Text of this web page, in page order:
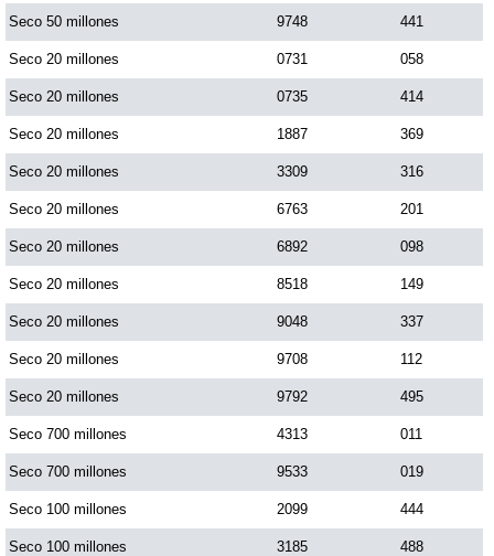
Seco 50 millones 9748 441
Seco 20 millones 0731 058
Seco 20 millones 0735 414
Seco 20 millones 1887 369
Seco 20 millones 3309 316
Seco 20 millones 6763 201
Seco 20 millones 6892 098
Seco 20 millones 8518 149
Seco 20 millones 9048 337
Seco 20 millones 9708 112
Seco 20 millones 9792 495
Seco 700 millones 4313 011
Seco 700 millones 9533 019
Seco 100 millones 2099 444
Seco 100 millones 3185 488